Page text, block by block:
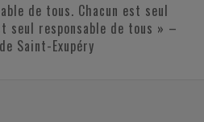
de tous. Chacun est seul
seul responsable de tous » –
Saint-Exupéry